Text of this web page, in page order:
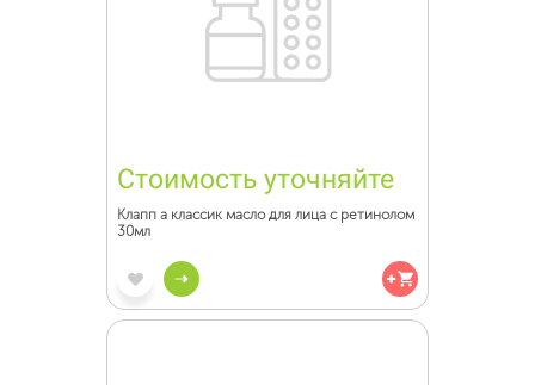
Стоимость уточняйте
Клапп а классик масло для лица с ретинолом
30мл